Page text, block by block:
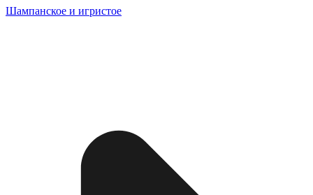
Шампанское и игристое